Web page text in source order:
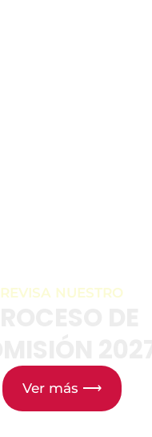
REVISA NUESTRO
Ver más ⟶